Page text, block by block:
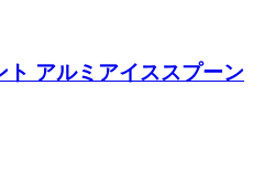
ト アルミアイススプーン